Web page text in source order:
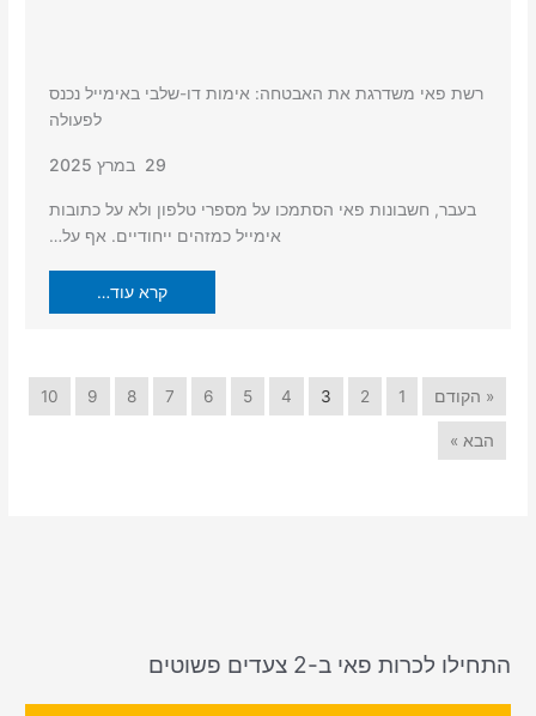
רשת פאי משדרגת את האבטחה: אימות דו-שלבי באימייל נכנס
לפעולה
29 במרץ 2025
בעבר, חשבונות פאי הסתמכו על מספרי טלפון ולא על כתובות
אימייל כמזהים ייחודיים. אף על…
קרא עוד…
« הקודם 1
2
3
4
5
6
7
8
9
10
הבא »
התחילו לכרות פאי ב-2 צעדים פשוטים